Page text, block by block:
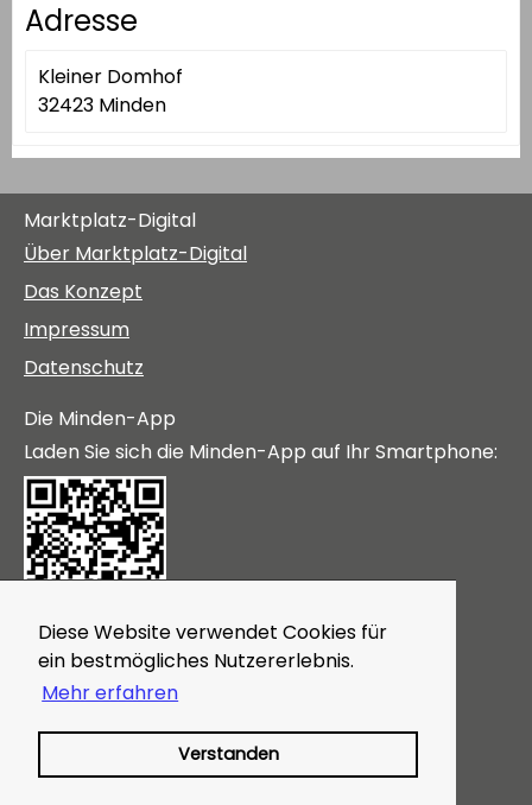
Diese Website verwendet Cookies für
ein bestmögliches Nutzererlebnis.
Mehr erfahren
Verstanden
Adresse
Kleiner Domhof
32423 Minden
Marktplatz-Digital
Über Marktplatz-Digital
Das Konzept
Impressum
Datenschutz
Die Minden-App
Laden Sie sich die Minden-App auf Ihr Smartphone:
Themen
Gutscheine
In der Nähe